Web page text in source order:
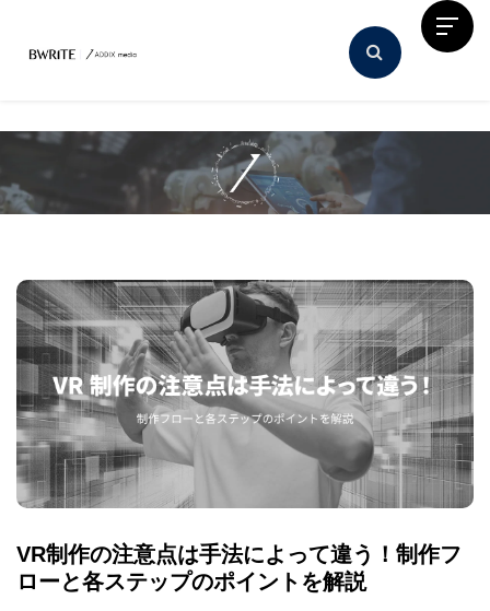
VR制作の注意点は手法によって違う！制作フ
ローと各ステップのポイントを解説